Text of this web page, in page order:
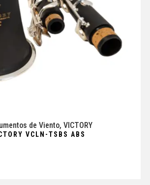
de Viento, VICTORY
VCLN-TSBS ABS